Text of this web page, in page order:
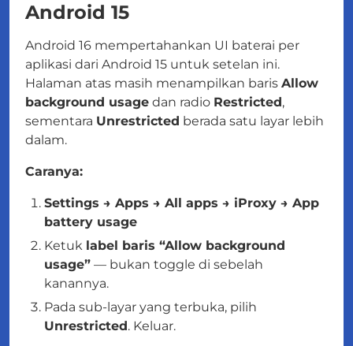
Android 15
Android 16 mempertahankan UI baterai per
aplikasi dari Android 15 untuk setelan ini.
Halaman atas masih menampilkan baris Allow
background usage dan radio Restricted,
sementara Unrestricted berada satu layar lebih
dalam.
Caranya:
Settings → Apps → All apps → iProxy → App
battery usage
Ketuk label baris “Allow background
usage” — bukan toggle di sebelah
kanannya.
Pada sub-layar yang terbuka, pilih
Unrestricted. Keluar.